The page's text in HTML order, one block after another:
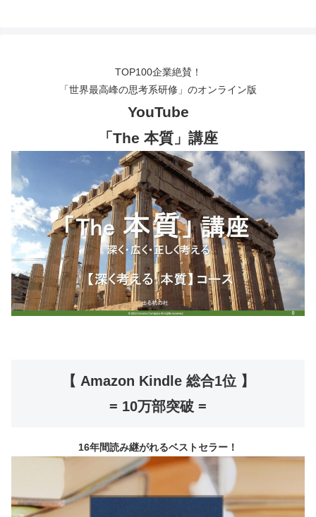
TOP100企業絶賛！
「世界最高峰の思考系研修」のオンライン版
YouTube
「The 本質」講座
【 Amazon Kindle 総合1位 】
= 10万部突破 =
16年間読み継がれるベストセラー！